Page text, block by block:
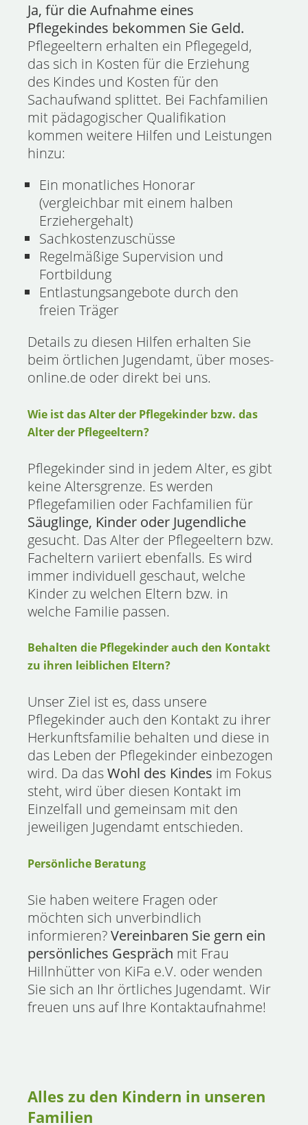
Ja, für die Aufnahme eines
Pflegekindes bekommen Sie Geld.
Pflegeeltern erhalten ein Pflegegeld,
das sich in Kosten für die Erziehung
des Kindes und Kosten für den
Sachaufwand splittet. Bei Fachfamilien
mit pädagogischer Qualifikation
kommen weitere Hilfen und Leistungen
hinzu:
Ein monatliches Honorar
(vergleichbar mit einem halben
Erziehergehalt)
Sachkostenzuschüsse
Regelmäßige Supervision und
Fortbildung
Entlastungsangebote durch den
freien Träger
Details zu diesen Hilfen erhalten Sie
beim örtlichen Jugendamt, über moses-
online.de oder direkt bei uns.
Wie ist das Alter der Pflegekinder bzw. das
Alter der Pflegeeltern?
Pflegekinder sind in jedem Alter, es gibt
keine Altersgrenze. Es werden
Pflegefamilien oder Fachfamilien für
Säuglinge, Kinder oder Jugendliche
gesucht. Das Alter der Pflegeeltern bzw.
Facheltern variiert ebenfalls. Es wird
immer individuell geschaut, welche
Kinder zu welchen Eltern bzw. in
welche Familie passen.
Behalten die Pflegekinder auch den Kontakt
zu ihren leiblichen Eltern?
Unser Ziel ist es, dass unsere
Pflegekinder auch den Kontakt zu ihrer
Herkunftsfamilie behalten und diese in
das Leben der Pflegekinder einbezogen
wird. Da dasWohl des Kindes im Fokus
steht, wird über diesen Kontakt im
Einzelfall und gemeinsam mit den
jeweiligen Jugendamt entschieden.
Persönliche Beratung
Sie haben weitere Fragen oder
möchten sich unverbindlich
informieren?Vereinbaren Sie gern ein
persönliches Gespräch mit Frau
Hillnhütter von KiFa e.V. oder wenden
Sie sich an Ihr örtliches Jugendamt. Wir
freuen uns auf Ihre Kontaktaufnahme!
Alles zu den Kindern in unseren
Familien